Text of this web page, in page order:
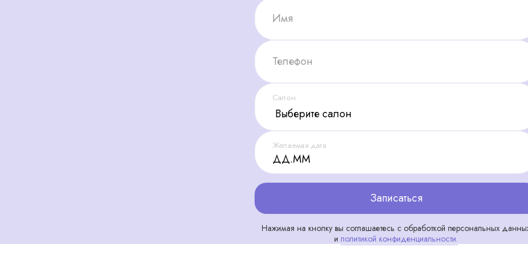
Имя
Телефон
Салон
Желаемая дата
Записаться
Нажимая на кнопку вы соглашаетесь с обработкой персональных
и политикой конфиденциальности.